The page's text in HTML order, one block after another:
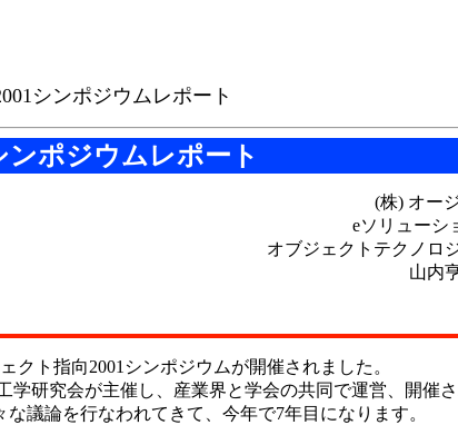
シンポジウムレポート
ンポジウムレポート
(株) オー
eソリューシ
オブジェクトテクノロ
山内
クト指向2001シンポジウムが開催されました。
学研究会が主催し、産業界と学会の共同で運営、開
議論を行なわれてきて、今年で7年目になります。